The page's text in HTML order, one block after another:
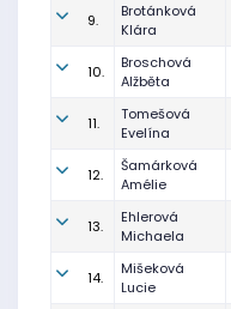
9.
Brotánková
Klára
10.
Broschová
Alžběta
11.
Tomešová
Evelína
12.
Šamárková
Amélie
13.
Ehlerová
Michaela
14.
Mišeková
Lucie